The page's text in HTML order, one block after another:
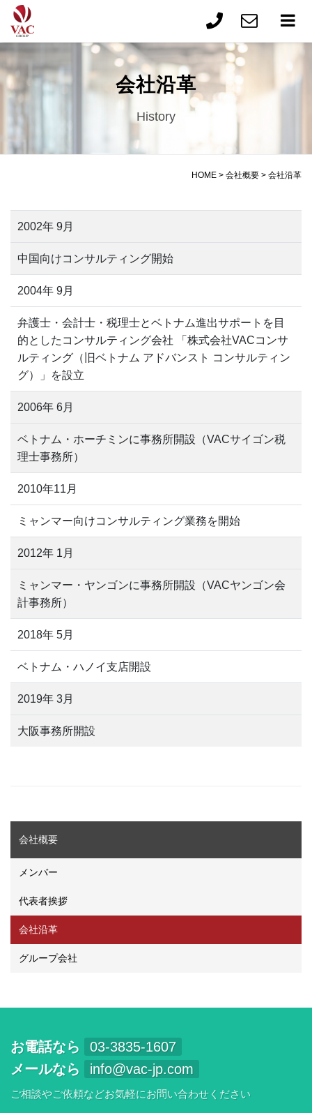
会社沿革
History
HOME > 会社概要 > 会社沿革
2002年 9月
中国向けコンサルティング開始
2004年 9月
弁護士・会計士・税理士とベトナム進出サポートを目
的としたコンサルティング会社 「株式会社VACコンサ
ルティング（旧ベトナム アドバンスト コンサルティン
グ）」を設立
2006年 6月
ベトナム・ホーチミンに事務所開設（VACサイゴン税
理士事務所）
2010年11月
ミャンマー向けコンサルティング業務を開始
2012年 1月
ミャンマー・ヤンゴンに事務所開設（VACヤンゴン会
計事務所）
2018年 5月
ベトナム・ハノイ支店開設
2019年 3月
大阪事務所開設
会社概要
メンバー
代表者挨拶
会社沿革
グループ会社
お電話なら
03-3835-1607
メールなら
info@vac-jp.com
ご相談やご依頼などお気軽にお問い合わせください